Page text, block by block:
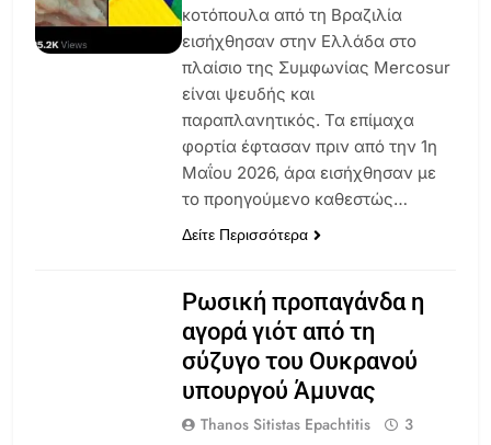
κοτόπουλα από τη Βραζιλία
εισήχθησαν στην Ελλάδα στο
πλαίσιο της Συμφωνίας Mercosur
είναι ψευδής και
παραπλανητικός. Τα επίμαχα
φορτία έφτασαν πριν από την 1η
Μαΐου 2026, άρα εισήχθησαν με
το προηγούμενο καθεστώς…
Δείτε Περισσότερα
Ρωσική προπαγάνδα η
αγορά γιότ από τη
σύζυγο του Ουκρανού
υπουργού Άμυνας
Thanos Sitistas Epachtitis
3